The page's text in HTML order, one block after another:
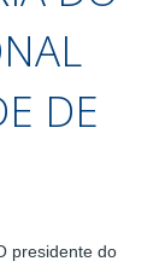
DE
presidente do